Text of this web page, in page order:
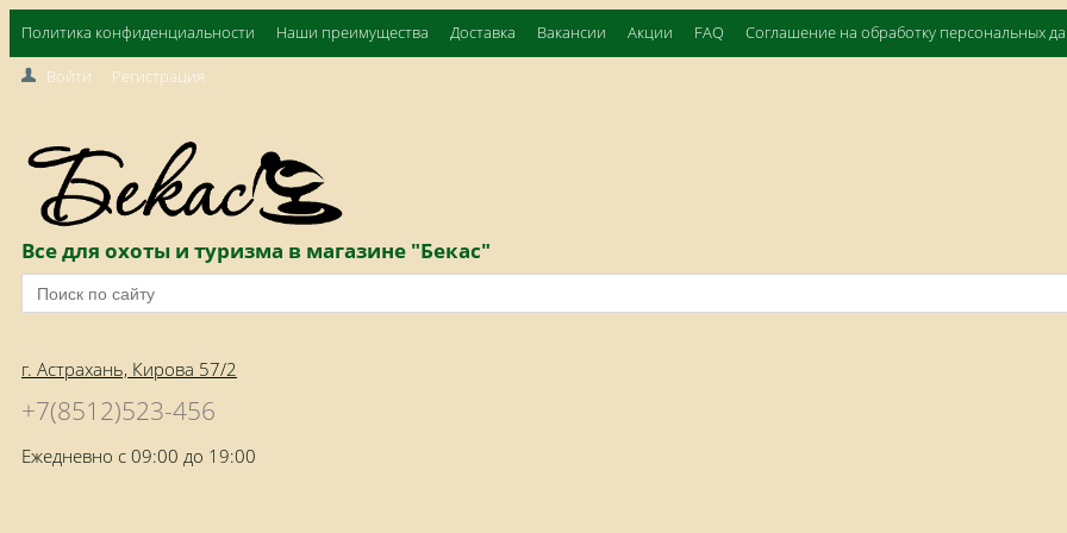
Политика конфиденциальности Наши преимущества Доставка Вакансии Акции FAQ Соглашение на обработку персональных
Войти Регистрация
Все для охоты и туризма в магазине "Бекас"
г. Астрахань, Кирова 57/2
+7(8512)523-456
Ежедневно с 09:00 до 19:00